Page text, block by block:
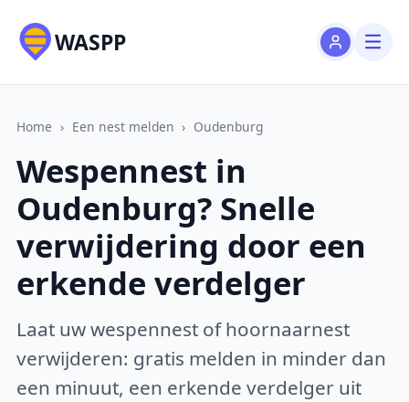
WASPP
Home › Een nest melden › Oudenburg
Wespennest in
Oudenburg? Snelle
verwijdering door een
erkende verdelger
Laat uw wespennest of hoornaarnest
verwijderen: gratis melden in minder dan
een minuut, een erkende verdelger uit